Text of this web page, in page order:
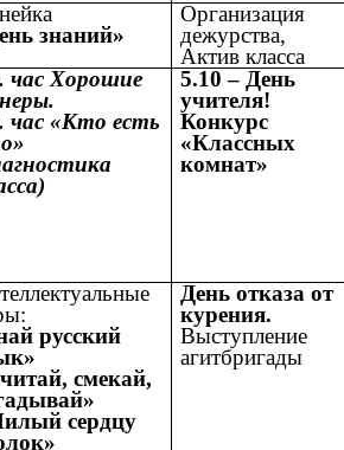
знаний»
Организация
дежурства,
Актив класса
час Хорошие
час «Кто есть
5.10 – День
учителя!
Конкурс
«Классных
комнат»
русский
смекай,
сердцу
День отказа от
курения.
Выступление
агитбригады